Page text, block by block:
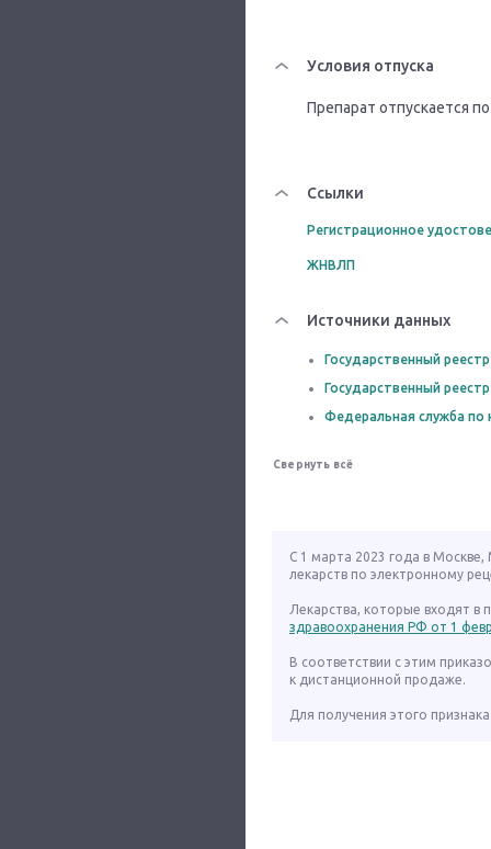
Условия отпуска
Препарат отпускается
Ссылки
Регистрационное
ЖНВЛП
Источники данных
Государственный
Государственный
Федеральная служба по
Свернуть всё
С 1 марта 2023 года в
лекарств по электронному
Лекарства, которые входят в
здравоохранения РФ от 1
В соответствии с этим
к дистанционной продаже.
Для получения этого признака